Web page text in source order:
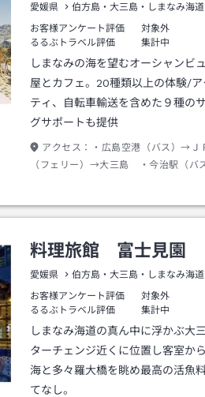
愛媛県 伯方島・大三島・しまなみ海道
お客様アンケート評価
対象外
るるぶトラベル評価
集計中
しまなみの海を望むオーシャンビ
屋とカフェ。20種類以上の体験/ア
ティ、自転車輸送を含めた９種の
グサポートも提供
アクセス：
・広島空港（バス）→Ｊ
（フェリー）→大三島 ・今治駅（バ
料理旅館 富士見園
愛媛県 伯方島・大三島・しまなみ海道
お客様アンケート評価
対象外
るるぶトラベル評価
集計中
しまなみ海道の真ん中に浮かぶ大
ターチェンジ近くに位置し客室か
海と多々羅大橋を眺め最高の活魚
てなし。